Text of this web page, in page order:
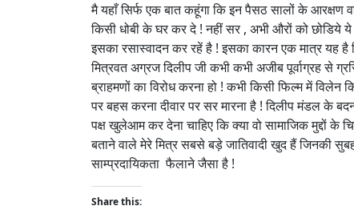
मै यहाँ सिर्फ एक बात कहूंगा कि इन पैसठ सालों के आरक्षण
किसी धोबी के घर कर दे ! नहीं सर , अभी औरों को छोडिये
इसका रसास्वादन कर रहें है ! इसका कारन एक मात्र यह है
मित्रवत अग्रज दिलीप जी कभी कभी अजीब पूर्वाग्रह से
ब्राहमणों का विरोध करना हो ! कभी किसी फिल्म में
पर बहस करना दीवार पर सर मारना है ! दिलीप मंडल के
पक्ष खुलेआम कर देना चाहिए कि क्या वो सामाजिक मुद्दों के
बताने वाले मेरे मित्र सबसे बड़े जातिवादी खुद हैं जिनकी
साम्प्रदायिकता फैलाने जैसा है !
Share this: